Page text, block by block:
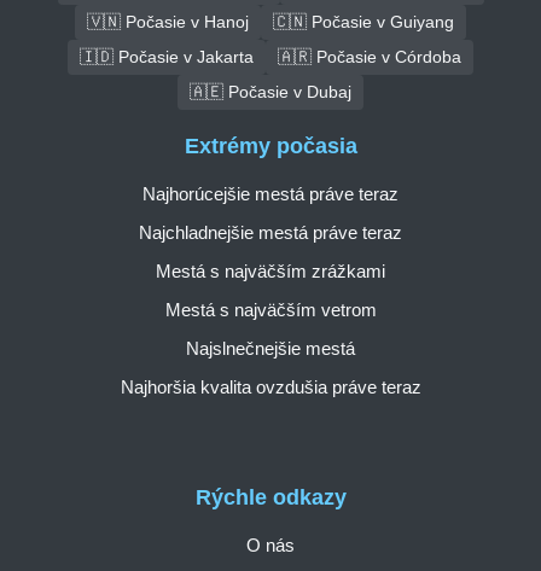
🇻🇳 Počasie v Hanoj
🇨🇳 Počasie v Guiyang
🇮🇩 Počasie v Jakarta
🇦🇷 Počasie v Córdoba
🇦🇪 Počasie v Dubaj
Rýchle odkazy
O nás
Extrémy počasia
Najhorúcejšie mestá práve teraz
Najchladnejšie mestá práve teraz
Mestá s najväčším zrážkami
Mestá s najväčším vetrom
Najslnečnejšie mestá
Najhoršia kvalita ovzdušia práve teraz